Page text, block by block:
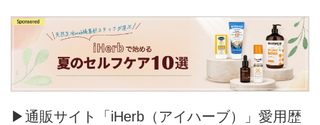
▶通販サイト「iHerb（アイハーブ）」愛用歴